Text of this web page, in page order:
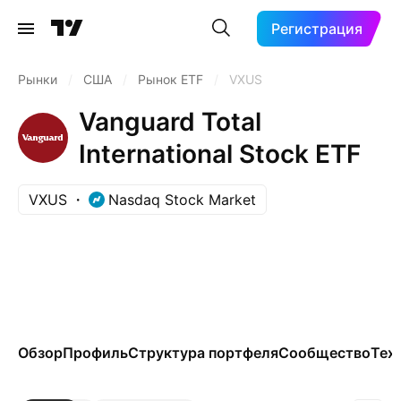
Регистрация
Рынки США Рынок ETF VXUS
Vanguard Total
International Stock ETF
VXUS Nasdaq Stock Market
ОбзорПрофильСтруктура портфеляСообщество